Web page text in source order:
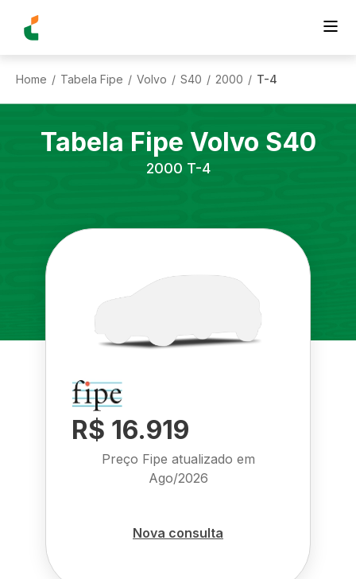
Home / Tabela Fipe / Volvo / S40 / 2000 / T-4
Tabela Fipe Volvo S40
2000 T-4
R$ 16.919
Preço Fipe atualizado em
Ago/2026
Nova consulta